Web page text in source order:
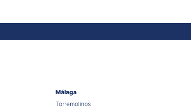
Málaga
Torremolinos